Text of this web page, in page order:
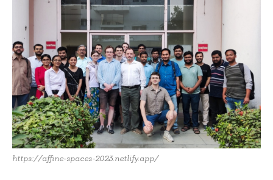
https://affine-spaces-2023.netlify.app/